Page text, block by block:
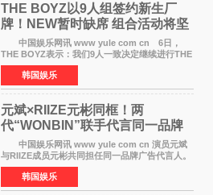
THE BOYZ以9人组签约新生厂
牌！NEW暂时缺席 组合活动将坚
定不移继续
中国娱乐网讯 www yule com cn 6日，
THE BOYZ表示：我们9人一致决定继续进行THE
BOYZ组合活动，并且已经完成了组合团体活动
签约。目前正在新生厂牌下进行活动准备。尚未
离开THE BOYZ原所
韩国娱乐
元斌×RIIZE元彬同框！两
代“WONBIN”联手代言同一品牌
颜值天花板合体
中国娱乐网讯 www yule com cn 演员元斌
与RIIZE成员元彬共同担任同一品牌广告代言人。
6日据独家报道，继演员元斌之后，RIIZE元彬最
近也被选为某在线中介平台A公司的共同广告代言
人，两人将作
韩国娱乐